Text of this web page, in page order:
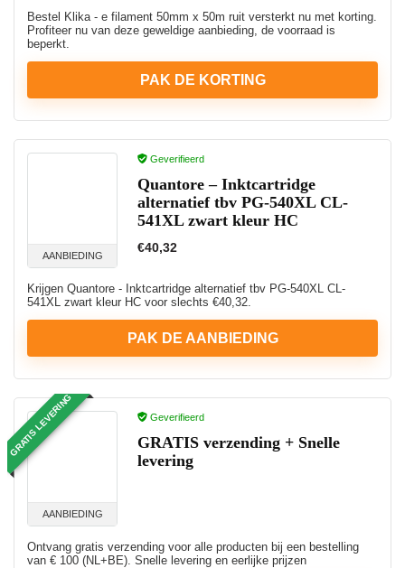
Bestel Klika - e filament 50mm x 50m ruit versterkt nu met korting.
Profiteer nu van deze geweldige aanbieding, de voorraad is
beperkt.
PAK DE KORTING
AANBIEDING
Geverifieerd
Quantore – Inktcartridge
alternatief tbv PG-540XL CL-
541XL zwart kleur HC
€40,32
Krijgen Quantore - Inktcartridge alternatief tbv PG-540XL CL-
541XL zwart kleur HC voor slechts €40,32.
PAK DE AANBIEDING
GRATIS LEVERING
AANBIEDING
Geverifieerd
GRATIS verzending + Snelle
levering
Ontvang gratis verzending voor alle producten bij een bestelling
van € 100 (NL+BE). Snelle levering en eerlijke prijzen